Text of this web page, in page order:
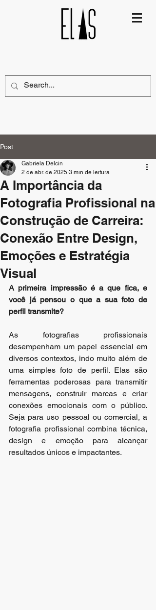
Post
A Importância da
Fotografia Profissional na
Construção de Carreira:
Conexão Entre Design,
Emoções e Estratégia
Visual
Gabriela Delcin
2 de abr. de 2025 3 min de leitura
A primeira impressão é a que fica, e
você já pensou o que a sua foto de
perfil transmite?
As fotografias profissionais
desempenham um papel essencial em
diversos contextos, indo muito além de
uma simples foto de perfil. Elas são
ferramentas poderosas para transmitir
mensagens, construir marcas e criar
conexões emocionais com o público.
Seja para uso pessoal ou comercial, a
fotografia profissional combina técnica,
design e emoção para alcançar
resultados únicos e impactantes.